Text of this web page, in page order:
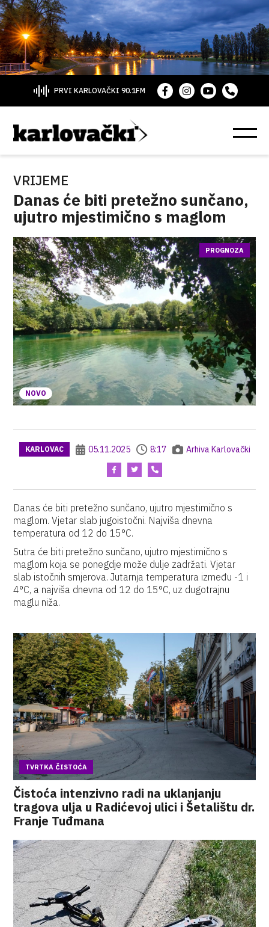
PRVI KARLOVAČKI 90.1FM
VRIJEME
Danas će biti pretežno sunčano,
ujutro mjestimično s maglom
NOVO
PROGNOZA
KARLOVAC 05.11.2025 8:17 Arhiva Karlovački
Danas će biti pretežno sunčano, ujutro mjestimično s
maglom. Vjetar slab jugoistočni. Najviša dnevna
temperatura od 12 do 15°C.
Sutra će biti pretežno sunčano, ujutro mjestimično s
maglom koja se ponegdje može dulje zadržati. Vjetar
slab istočnih smjerova. Jutarnja temperatura između -1 i
4°C, a najviša dnevna od 12 do 15°C, uz dugotrajnu
maglu niža.
TVRTKA ČISTOĆA
Čistoća intenzivno radi na uklanjanju
tragova ulja u Radićevoj ulici i Šetalištu dr.
Franje Tuđmana